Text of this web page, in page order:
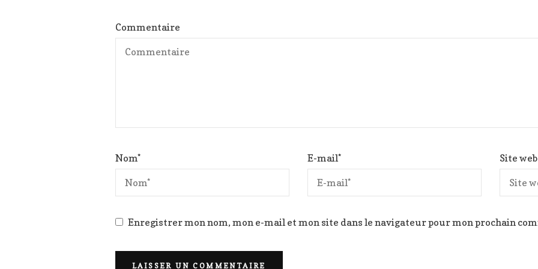
Commentaire
Nom* E-mail* Site web
Enregistrer mon nom, mon e-mail et mon site dans le navigateur pour mon prochain